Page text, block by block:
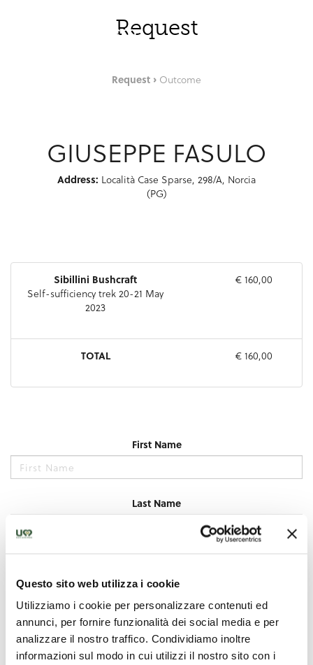
Questo sito web utilizza i cookie
Utilizziamo i cookie per personalizzare contenuti ed
annunci, per fornire funzionalità dei social media e per
analizzare il nostro traffico. Condividiamo inoltre
informazioni sul modo in cui utilizzi il nostro sito con i